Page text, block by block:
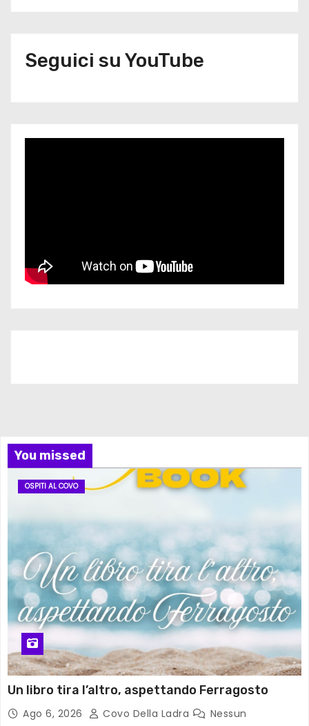
Seguici su YouTube
You missed
OSPITI AL COVO
Un libro tira l’altro, aspettando Ferragosto
Ago 6, 2026 Covo Della Ladra
Nessun